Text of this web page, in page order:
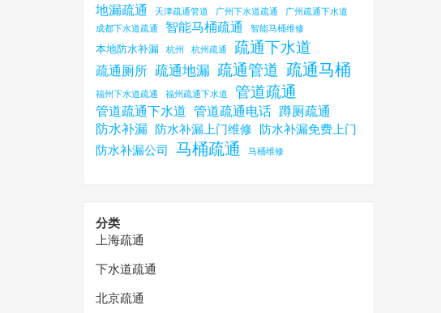
地漏疏通 天津疏通管道 广州下水道疏通
广州疏通下水道
成都下水道疏通
智能马桶疏通 智能马桶维修
本地防水补漏 杭州 杭州疏通 疏通下水道
疏通厕所 疏通地漏 疏通管道 疏通马桶
福州下水道疏通 福州疏通下水道 管道疏通
管道疏通下水道 管道疏通电话 蹲厕疏通
防水补漏 防水补漏上门维修
防水补漏免费上门
防水补漏公司
马桶疏通 马桶维修
分类
上海疏通
下水道疏通
北京疏通